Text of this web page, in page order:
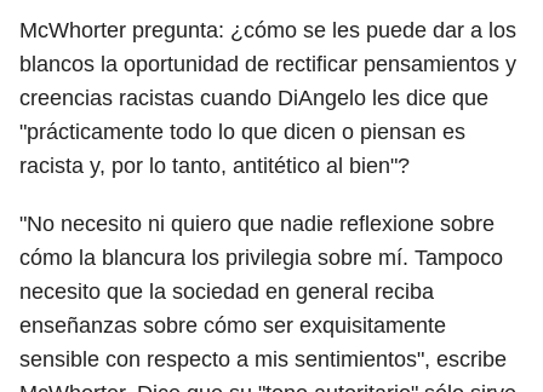
McWhorter pregunta: ¿cómo se les puede dar a los
blancos la oportunidad de rectificar pensamientos y
creencias racistas cuando DiAngelo les dice que
"prácticamente todo lo que dicen o piensan es
racista y, por lo tanto, antitético al bien"?
"No necesito ni quiero que nadie reflexione sobre
cómo la blancura los privilegia sobre mí. Tampoco
necesito que la sociedad en general reciba
enseñanzas sobre cómo ser exquisitamente
sensible con respecto a mis sentimientos", escribe